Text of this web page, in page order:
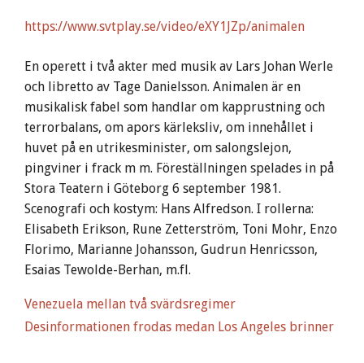
https://www.svtplay.se/video/eXY1JZp/animalen
En operett i två akter med musik av Lars Johan Werle
och libretto av Tage Danielsson. Animalen är en
musikalisk fabel som handlar om kapprustning och
terrorbalans, om apors kärleksliv, om innehållet i
huvet på en utrikesminister, om salongslejon,
pingviner i frack m m. Föreställningen spelades in på
Stora Teatern i Göteborg 6 september 1981.
Scenografi och kostym: Hans Alfredson. I rollerna:
Elisabeth Erikson, Rune Zetterström, Toni Mohr, Enzo
Florimo, Marianne Johansson, Gudrun Henricsson,
Esaias Tewolde-Berhan, m.fl.
Venezuela mellan två svärdsregimer
Desinformationen frodas medan Los Angeles brinner